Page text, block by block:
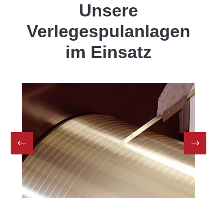
Unsere
Verlegespulanlagen
im Einsatz